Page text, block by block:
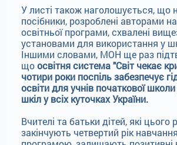
У листі також наголошується, що
посібники, розроблені авторами
освітньої програми, схвалені
установами для використання у
Іншими словами, МОН ще раз
щоосвітня система "Світ чекає
чотири роки поспіль забезпечує
освіти для учнів початкової
шкіл у всіх куточках України.
Вчителі та батьки дітей, які цього
закінчують четвертий рік